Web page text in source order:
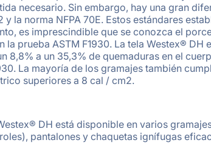
necesario. Sin embargo, hay una gran
y la norma NFPA 70E. Estos estándares
es imprescindible que se conozca el
prueba ASTM F1930. La tela Westex® DH
8,8% a un 35,3% de quemaduras en el
La mayoría de los gramajes también
superiores a 8 cal / cm2.
DH está disponible en varios
pantalones y chaquetas ignífugas